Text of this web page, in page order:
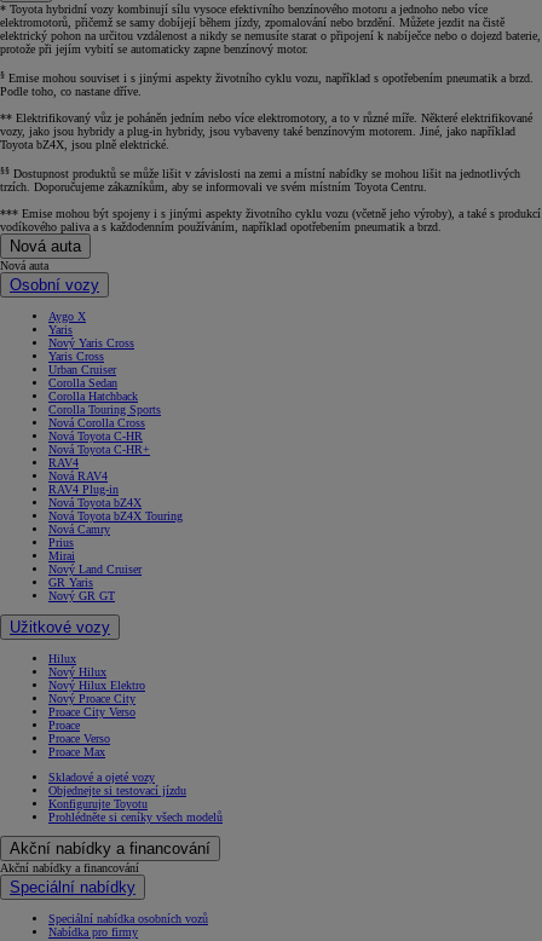
* Toyota hybridní vozy kombinují sílu vysoce efektivního benzínového motoru a jednoho nebo více
elektromotorů, přičemž se samy dobíjejí během jízdy, zpomalování nebo brzdění. Můžete jezdit na čistě
elektrický pohon na určitou vzdálenost a nikdy se nemusíte starat o připojení k nabíječce nebo o dojezd baterie,
protože při jejím vybití se automaticky zapne benzínový motor.
§ Emise mohou souviset i s jinými aspekty životního cyklu vozu, například s opotřebením pneumatik a brzd.
Podle toho, co nastane dříve.
** Elektrifikovaný vůz je poháněn jedním nebo více elektromotory, a to v různé míře. Některé elektrifikované
vozy, jako jsou hybridy a plug-in hybridy, jsou vybaveny také benzínovým motorem. Jiné, jako například
Toyota bZ4X, jsou plně elektrické.
§§ Dostupnost produktů se může lišit v závislosti na zemi a místní nabídky se mohou lišit na jednotlivých
trzích. Doporučujeme zákazníkům, aby se informovali ve svém místním Toyota Centru.
*** Emise mohou být spojeny i s jinými aspekty životního cyklu vozu (včetně jeho výroby), a také s produkcí
vodíkového paliva a s každodenním používáním, například opotřebením pneumatik a brzd.
Nová auta
Nová auta
Osobní vozy
Aygo X
Yaris
Nový Yaris Cross
Yaris Cross
Urban Cruiser
Corolla Sedan
Corolla Hatchback
Corolla Touring Sports
Nová Corolla Cross
Nová Toyota C-HR
Nová Toyota C-HR+
RAV4
Nová RAV4
RAV4 Plug-in
Nová Toyota bZ4X
Nová Toyota bZ4X Touring
Nová Camry
Prius
Mirai
Nový Land Cruiser
GR Yaris
Nový GR GT
Užitkové vozy
Hilux
Nový Hilux
Nový Hilux Elektro
Nový Proace City
Proace City Verso
Proace
Proace Verso
Proace Max
Skladové a ojeté vozy
Objednejte si testovací jízdu
Konfigurujte Toyotu
Prohlédněte si ceníky všech modelů
Akční nabídky a financování
Akční nabídky a financování
Speciální nabídky
Speciální nabídka osobních vozů
Nabídka pro firmy